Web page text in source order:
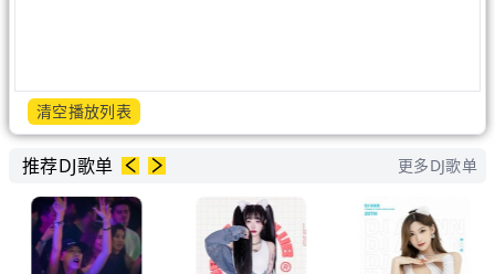
清空播放列表
推荐DJ歌单 更多DJ歌单